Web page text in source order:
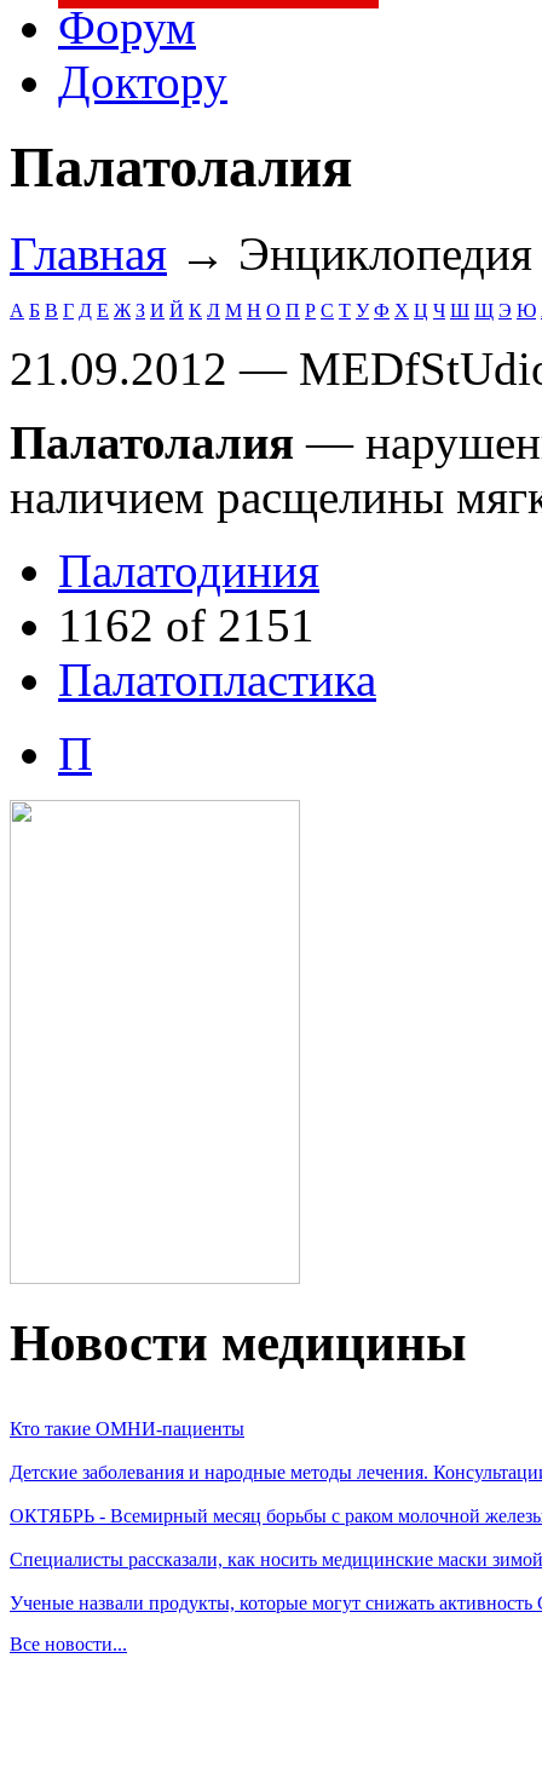
Форум
Доктору
Палатолалия
Главная →
А Б В Г Д Е Ж З И Й К Л М Н О П Р С Т У Ф Х Ц Ч Ш Щ Э Ю
21.09.2012 —
Палатолалия —
наличием расщелины
Палатодиния
1162 of 2151
Палатопластика
П
Новости медицины
Кто такие ОМНИ-пациенты
Детские заболевания и народные методы лечения.
ОКТЯБРЬ - Всемирный месяц борьбы с раком молочной
Специалисты рассказали, как носить медицинские маски зимой
Ученые назвали продукты, которые могут снижать
Все новости...